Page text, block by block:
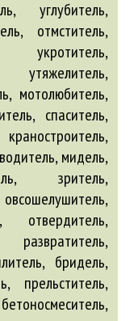
углубитель,
отмститель,
укротитель,
мотолюбитель,
спаситель,
мидель,
зритель,
отвердитель,
бридель,
прельститель,